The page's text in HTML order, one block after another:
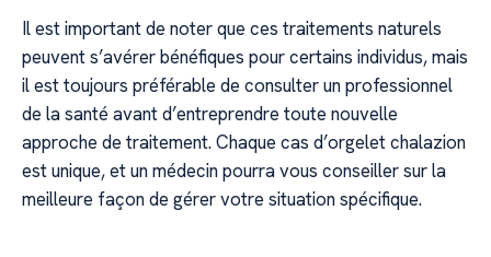
Il est important de noter que ces traitements naturels
peuvent s’avérer bénéfiques pour certains individus, mais
il est toujours préférable de consulter un professionnel
de la santé avant d’entreprendre toute nouvelle
approche de traitement. Chaque cas d’orgelet chalazion
est unique, et un médecin pourra vous conseiller sur la
meilleure façon de gérer votre situation spécifique.